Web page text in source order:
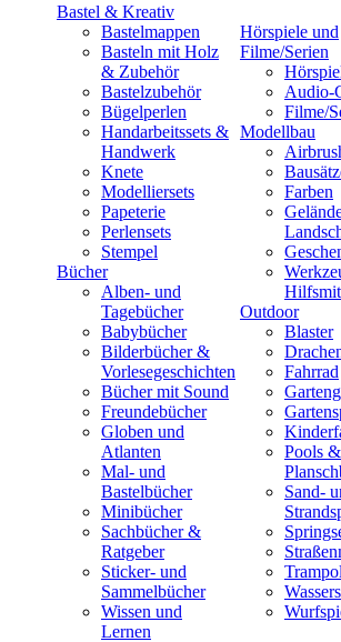
Bastel & Kreativ
Bastelmappen
Basteln mit Holz
& Zubehör
Bastelzubehör
Bügelperlen
Handarbeitssets &
Handwerk
Knete
Modelliersets
Papeterie
Perlensets
Stempel
Bücher
Alben- und
Tagebücher
Babybücher
Bilderbücher &
Vorlesegeschichten
Bücher mit Sound
Freundebücher
Globen und
Atlanten
Mal- und
Bastelbücher
Minibücher
Sachbücher &
Ratgeber
Sticker- und
Sammelbücher
Wissen und
Lernen
Hörspiele und
Filme/Serien
Audio-
Filme/
Modellbau
Farben
Outdoor
Blaster
Fahrrad
Pools &
Sand-